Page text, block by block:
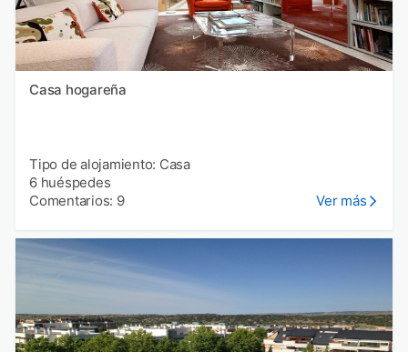
Casa hogareña
Tipo de alojamiento: Casa
6 huéspedes
Comentarios: 9
Ver más